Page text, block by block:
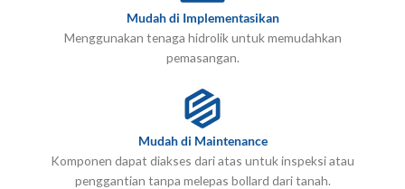
Mudah di Implementasikan
Menggunakan tenaga hidrolik untuk memudahkan
pemasangan.
Mudah di Maintenance
Komponen dapat diakses dari atas untuk inspeksi atau
penggantian tanpa melepas bollard dari tanah.